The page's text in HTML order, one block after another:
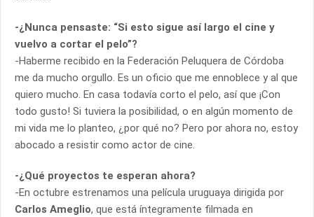
-¿Nunca pensaste: “Si esto sigue así largo el cine y
vuelvo a cortar el pelo”?
-Haberme recibido en la Federación Peluquera de Córdoba
me da mucho orgullo. Es un oficio que me ennoblece y al que
quiero mucho. En casa todavía corto el pelo, así que ¡Con
todo gusto! Si tuviera la posibilidad, o en algún momento de
mi vida me lo planteo, ¿por qué no? Pero por ahora no, estoy
abocado a resistir como actor de cine.
-¿Qué proyectos te esperan ahora?
-En octubre estrenamos una película uruguaya dirigida por
Carlos Ameglio, que está íntegramente filmada en